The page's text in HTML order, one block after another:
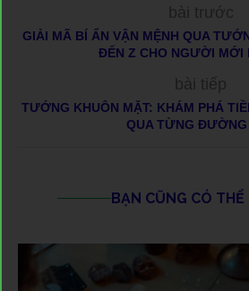
bài trước
GIẢI MÃ BÍ ẨN VẬN MỆNH QUA
ĐẾN Z CHO NGƯỜI MỚI
bài tiếp
TƯỚNG KHUÔN MẶT: KHÁM PHÁ
QUA TỪNG ĐƯỜNG
BẠN CŨNG CÓ THỂ